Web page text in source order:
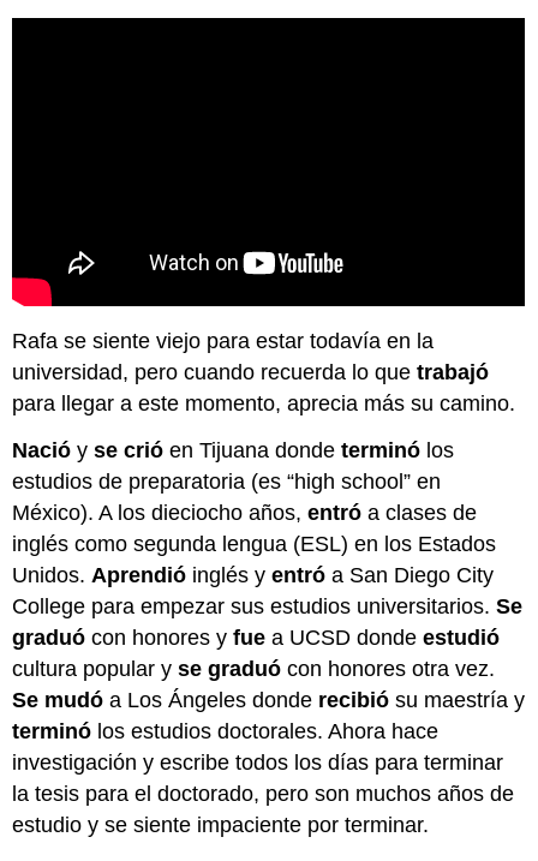
Rafa se siente viejo para estar todavía en la
universidad, pero cuando recuerda lo quetrabajó
para llegar a este momento, aprecia más su camino.
Nació yse crió en Tijuana dondeterminó los
estudios de preparatoria (es “high school” en
México). A los dieciocho años,entró a clases de
inglés como segunda lengua (ESL) en los Estados
Unidos. Aprendió inglés yentró a San Diego City
College para empezar sus estudios universitarios.Se
graduó con honores yfue a UCSD dondeestudió
cultura popular yse graduó con honores otra vez.
Se mudó a Los Ángeles donde recibió su maestría y
terminó los estudios doctorales. Ahora hace
investigación y escribe todos los días para terminar
la tesis para el doctorado, pero son muchos años de
estudio y se siente impaciente por terminar.